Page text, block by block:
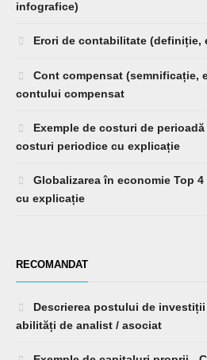
infografice)
Erori de contabilitate (definiție,
Cont compensat (semnificație,
contului compensat
Exemple de costuri de
costuri periodice cu explicație
Globalizarea în economie Top
cu explicație
RECOMANDAT
Descrierea postului de
abilități de analist / asociat